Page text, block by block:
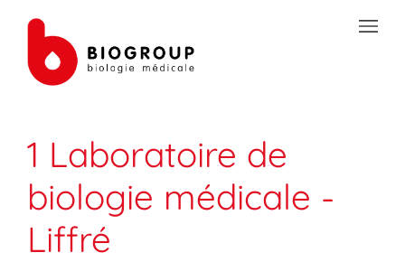
PRÉPAREZ VOS ANALYSES
LES SPÉCIALITÉS DE LA BIOLOGIE
VOTRE ESPACE PATIENT
1 Laboratoire de
biologie médicale -
Liffré